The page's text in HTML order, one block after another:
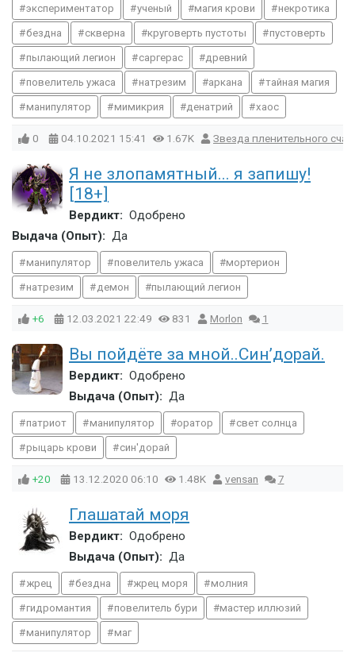
экспериментатор ученый магия крови некротика
бездна скверна круговерть пустоты пустоверть
пылающий легион саргерас древний
повелитель ужаса натрезим аркана тайная магия
манипулятор мимикрия денатрий хаос
0 04.10.2021 15:41 1.67K Звезда пленительного
Я не злопамятный... я запишу!
[18+]
Вердикт: Одобрено
Выдача (Опыт): Да
манипулятор повелитель ужаса мортерион
натрезим демон пылающий легион
+6 12.03.2021 22:49 831 Morlon 1
Вы пойдёте за мной..Син’дорай.
Вердикт: Одобрено
Выдача (Опыт): Да
патриот манипулятор оратор свет солнца
рыцарь крови син'дорай
+20 13.12.2020 06:10 1.48K vensan 7
Глашатай моря
Вердикт: Одобрено
Выдача (Опыт): Да
жрец бездна жрец моря молния
гидромантия повелитель бури мастер иллюзий
манипулятор маг